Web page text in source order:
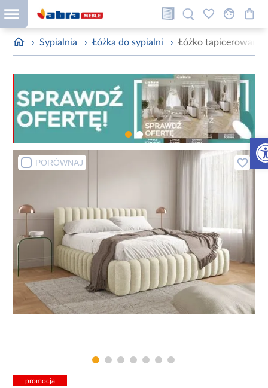
› Sypialnia › Łóżka do sypialni › Łóżko tapicerowane
PORÓWNAJ
promocja